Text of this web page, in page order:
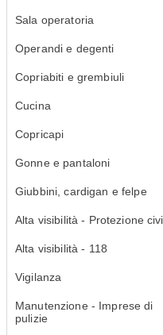
Sala operatoria
Operandi e degenti
Copriabiti e grembiuli
Cucina
Copricapi
Gonne e pantaloni
Giubbini, cardigan e felpe
Alta visibilità - Protezione
Alta visibilità - 118
Vigilanza
Manutenzione - Imprese di
pulizie